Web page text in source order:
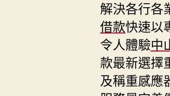
解決各行各
借款快速以
令人體驗中
款最新選擇
及稱重感應